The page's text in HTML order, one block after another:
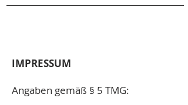
IMPRESSUM
Angaben gemäß § 5 TMG: